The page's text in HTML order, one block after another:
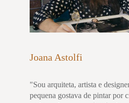
Joana Astolfi
"Sou arquiteta, artista e
pequena gostava de pintar por